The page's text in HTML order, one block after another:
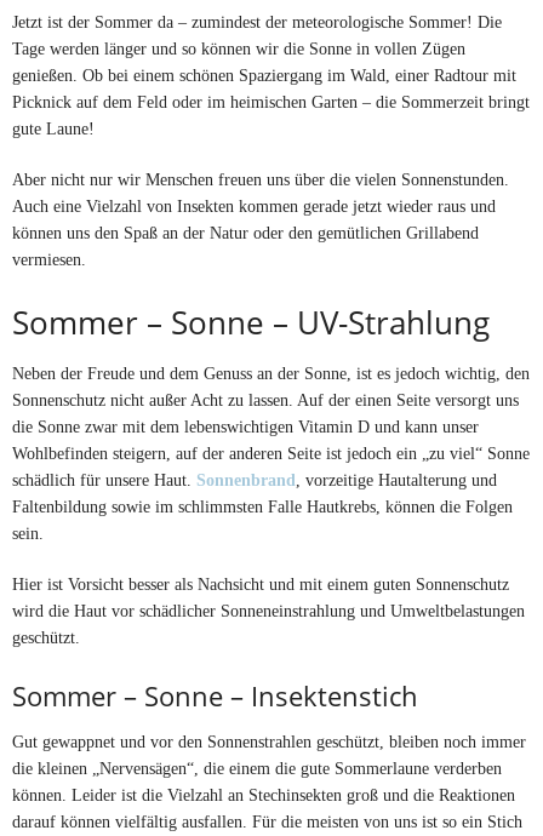
Jetzt ist der Sommer da – zumindest der meteorologische Sommer! Die
Tage werden länger und so können wir die Sonne in vollen Zügen
genießen. Ob bei einem schönen Spaziergang im Wald, einer Radtour mit
Picknick auf dem Feld oder im heimischen Garten – die Sommerzeit bringt
gute Laune!
Aber nicht nur wir Menschen freuen uns über die vielen Sonnenstunden.
Auch eine Vielzahl von Insekten kommen gerade jetzt wieder raus und
können uns den Spaß an der Natur oder den gemütlichen Grillabend
vermiesen.
Sommer – Sonne – UV-Strahlung
Neben der Freude und dem Genuss an der Sonne, ist es jedoch wichtig, den
Sonnenschutz nicht außer Acht zu lassen. Auf der einen Seite versorgt uns
die Sonne zwar mit dem lebenswichtigen Vitamin D und kann unser
Wohlbefinden steigern, auf der anderen Seite ist jedoch ein „zu viel“ Sonne
schädlich für unsere Haut. Sonnenbrand , vorzeitige Hautalterung und
Faltenbildung sowie im schlimmsten Falle Hautkrebs, können die Folgen
sein.
Hier ist Vorsicht besser als Nachsicht und mit einem guten Sonnenschutz
wird die Haut vor schädlicher Sonneneinstrahlung und Umweltbelastungen
geschützt.
Sommer – Sonne – Insektenstich
Gut gewappnet und vor den Sonnenstrahlen geschützt, bleiben noch immer
die kleinen „Nervensägen“, die einem die gute Sommerlaune verderben
können. Leider ist die Vielzahl an Stechinsekten groß und die Reaktionen
darauf können vielfältig ausfallen. Für die meisten von uns ist so ein Stich